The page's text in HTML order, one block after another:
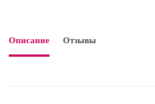
Описание Отзывы